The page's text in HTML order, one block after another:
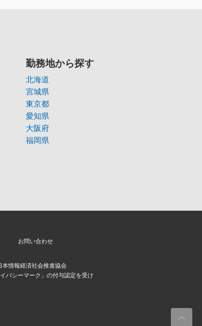
勤務地から探す
北海道
宮城県
東京都
愛知県
大阪府
福岡県
お問い合わせ
本情報経済社会推進協会
バシーマーク」の付与認定を受け